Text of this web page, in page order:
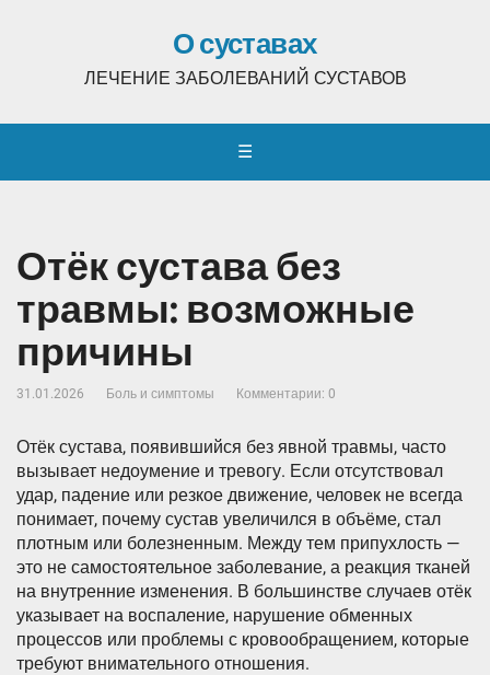
О суставах
ЛЕЧЕНИЕ ЗАБОЛЕВАНИЙ СУСТАВОВ
☰
Отёк сустава без
травмы: возможные
причины
31.01.2026 Боль и симптомы Комментарии: 0
Отёк сустава, появившийся без явной травмы, часто
вызывает недоумение и тревогу. Если отсутствовал
удар, падение или резкое движение, человек не всегда
понимает, почему сустав увеличился в объёме, стал
плотным или болезненным. Между тем припухлость —
это не самостоятельное заболевание, а реакция тканей
на внутренние изменения. В большинстве случаев отёк
указывает на воспаление, нарушение обменных
процессов или проблемы с кровообращением, которые
требуют внимательного отношения.